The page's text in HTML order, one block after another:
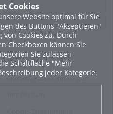
Cookies
Website optimal für Sie
des Buttons "Akzeptieren"
Cookies zu. Durch
Checkboxen können Sie
Sie zulassen
Schaltfläche "Mehr
jeder Kategorie.
Rechtliches
Nutzungsbestimmungen